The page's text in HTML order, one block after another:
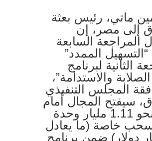
ماتي، رئيس بعثة
إلى مصر، إن
المراجعة السابعة
“التسهيل الممدد”
الثانية لبرنامج
والاستدامة”،
المجلس التنفيذي
سيفتح المجال أمام
صرف نحو 1.11 مليار وحدة
خاصة (ما يعادل
دولار) ضمن برنامج